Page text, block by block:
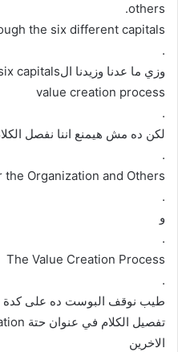
others.
the six different capitals.
.
value creation process
.
لكن ده مش هيمنع اننا نفصل
.
the Organization and Others
.
و
.
The Value Creation Process
.
طيب نوقف البوست ده على كدة
الاخرين